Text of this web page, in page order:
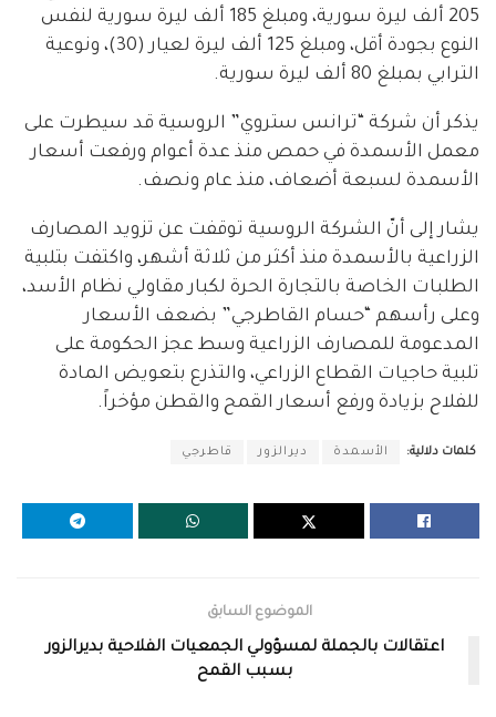
205 ألف ليرة سورية، ومبلغ 185 ألف ليرة سورية لنفس
النوع بجودة أقل، ومبلغ 125 ألف ليرة لعيار (30)، ونوعية
الترابي بمبلغ 80 ألف ليرة سورية.
يذكر أن شركة “ترانس ستروي” الروسية قد سيطرت على
معمل الأسمدة في حمص منذ عدة أعوام ورفعت أسعار
الأسمدة لسبعة أضعاف، منذ عام ونصف.
يشار إلى أنّ الشركة الروسية توقفت عن تزويد المصارف
الزراعية بالأسمدة منذ أكثر من ثلاثة أشهر، واكتفت بتلبية
الطلبات الخاصة بالتجارة الحرة لكبار مقاولي نظام الأسد،
وعلى رأسهم “حسام القاطرجي” بضعف الأسعار
المدعومة للمصارف الزراعية وسط عجز الحكومة على
تلبية حاجيات القطاع الزراعي، والتذرع بتعويض المادة
للفلاح بزيادة ورفع أسعار القمح والقطن مؤخراً.
كلمات دلالية: الأسمدة ديرالزور قاطرجي
الموضوع السابق
اعتقالات بالجملة لمسؤولي الجمعيات الفلاحية بديرالزور
بسبب القمح